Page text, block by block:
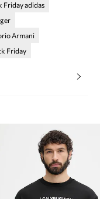
Friday adidas
Armani
Friday